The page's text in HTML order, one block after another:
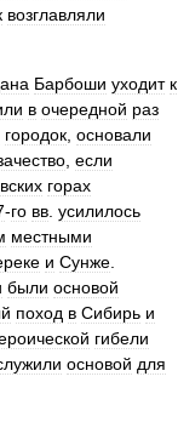
возглавляли
Барбоши уходит к
в очередной раз
городок основали
если
горах
-го вв усилилось
местными
и Сунже
были основой
поход в Сибирь и
гибели
основой для